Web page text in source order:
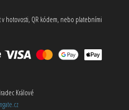
hotovosti, QR kódem, nebo platebními
Králové